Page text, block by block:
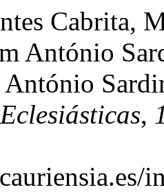
Cabrita,
António
António
,